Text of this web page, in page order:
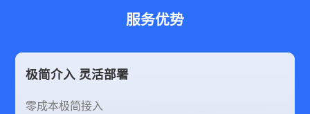
服务优势
极简介入 灵活部署
零成本极简接入